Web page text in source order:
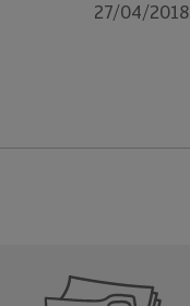
27/04/2018